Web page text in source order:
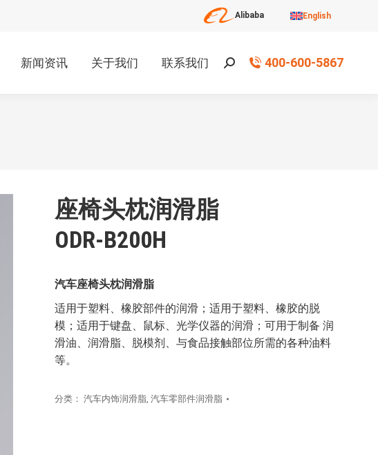
Alibaba English
新闻资讯 关于我们 联系我们
搜
400-600-5867
座椅头枕润滑脂
ODR-B200H
汽车座椅头枕润滑脂
适用于塑料、橡胶部件的润滑；适用于塑料、橡胶的脱
模；适用于键盘、鼠标、光学仪器的润滑；可用于制备 润
滑油、润滑脂、脱模剂、与食品接触部位所需的各种油料
等。
分类：汽车内饰润滑脂 ,汽车零部件润滑脂